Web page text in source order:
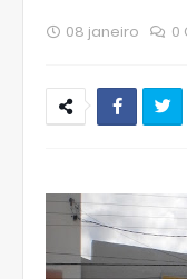
08 janeiro 0